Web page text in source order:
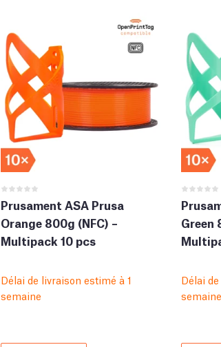
Prusament ASA Prusa
Orange 800g (NFC) –
Multipack 10 pcs
Délai de livraison estimé à 1
semaine
Green
Délai
semaine